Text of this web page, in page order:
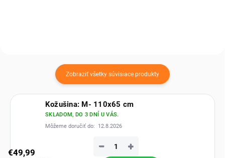
Zobraziť všetky súvisiace produkty
Kožušina: M- 110x65 cm
SKLADOM, DO 3 DNÍ U VÁS.
Môžeme doručiť do:
12.8.2026
€49,99 +
−